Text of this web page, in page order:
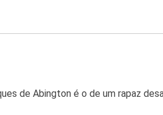
de Abington é o de um rapaz